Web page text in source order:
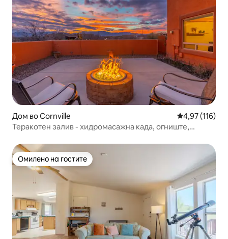
Дом во Cornville Просечна
4,97 (116)
Теракотен залив - хидромасажна када, огниште,
Омилено на гостите
Омилено на гостите